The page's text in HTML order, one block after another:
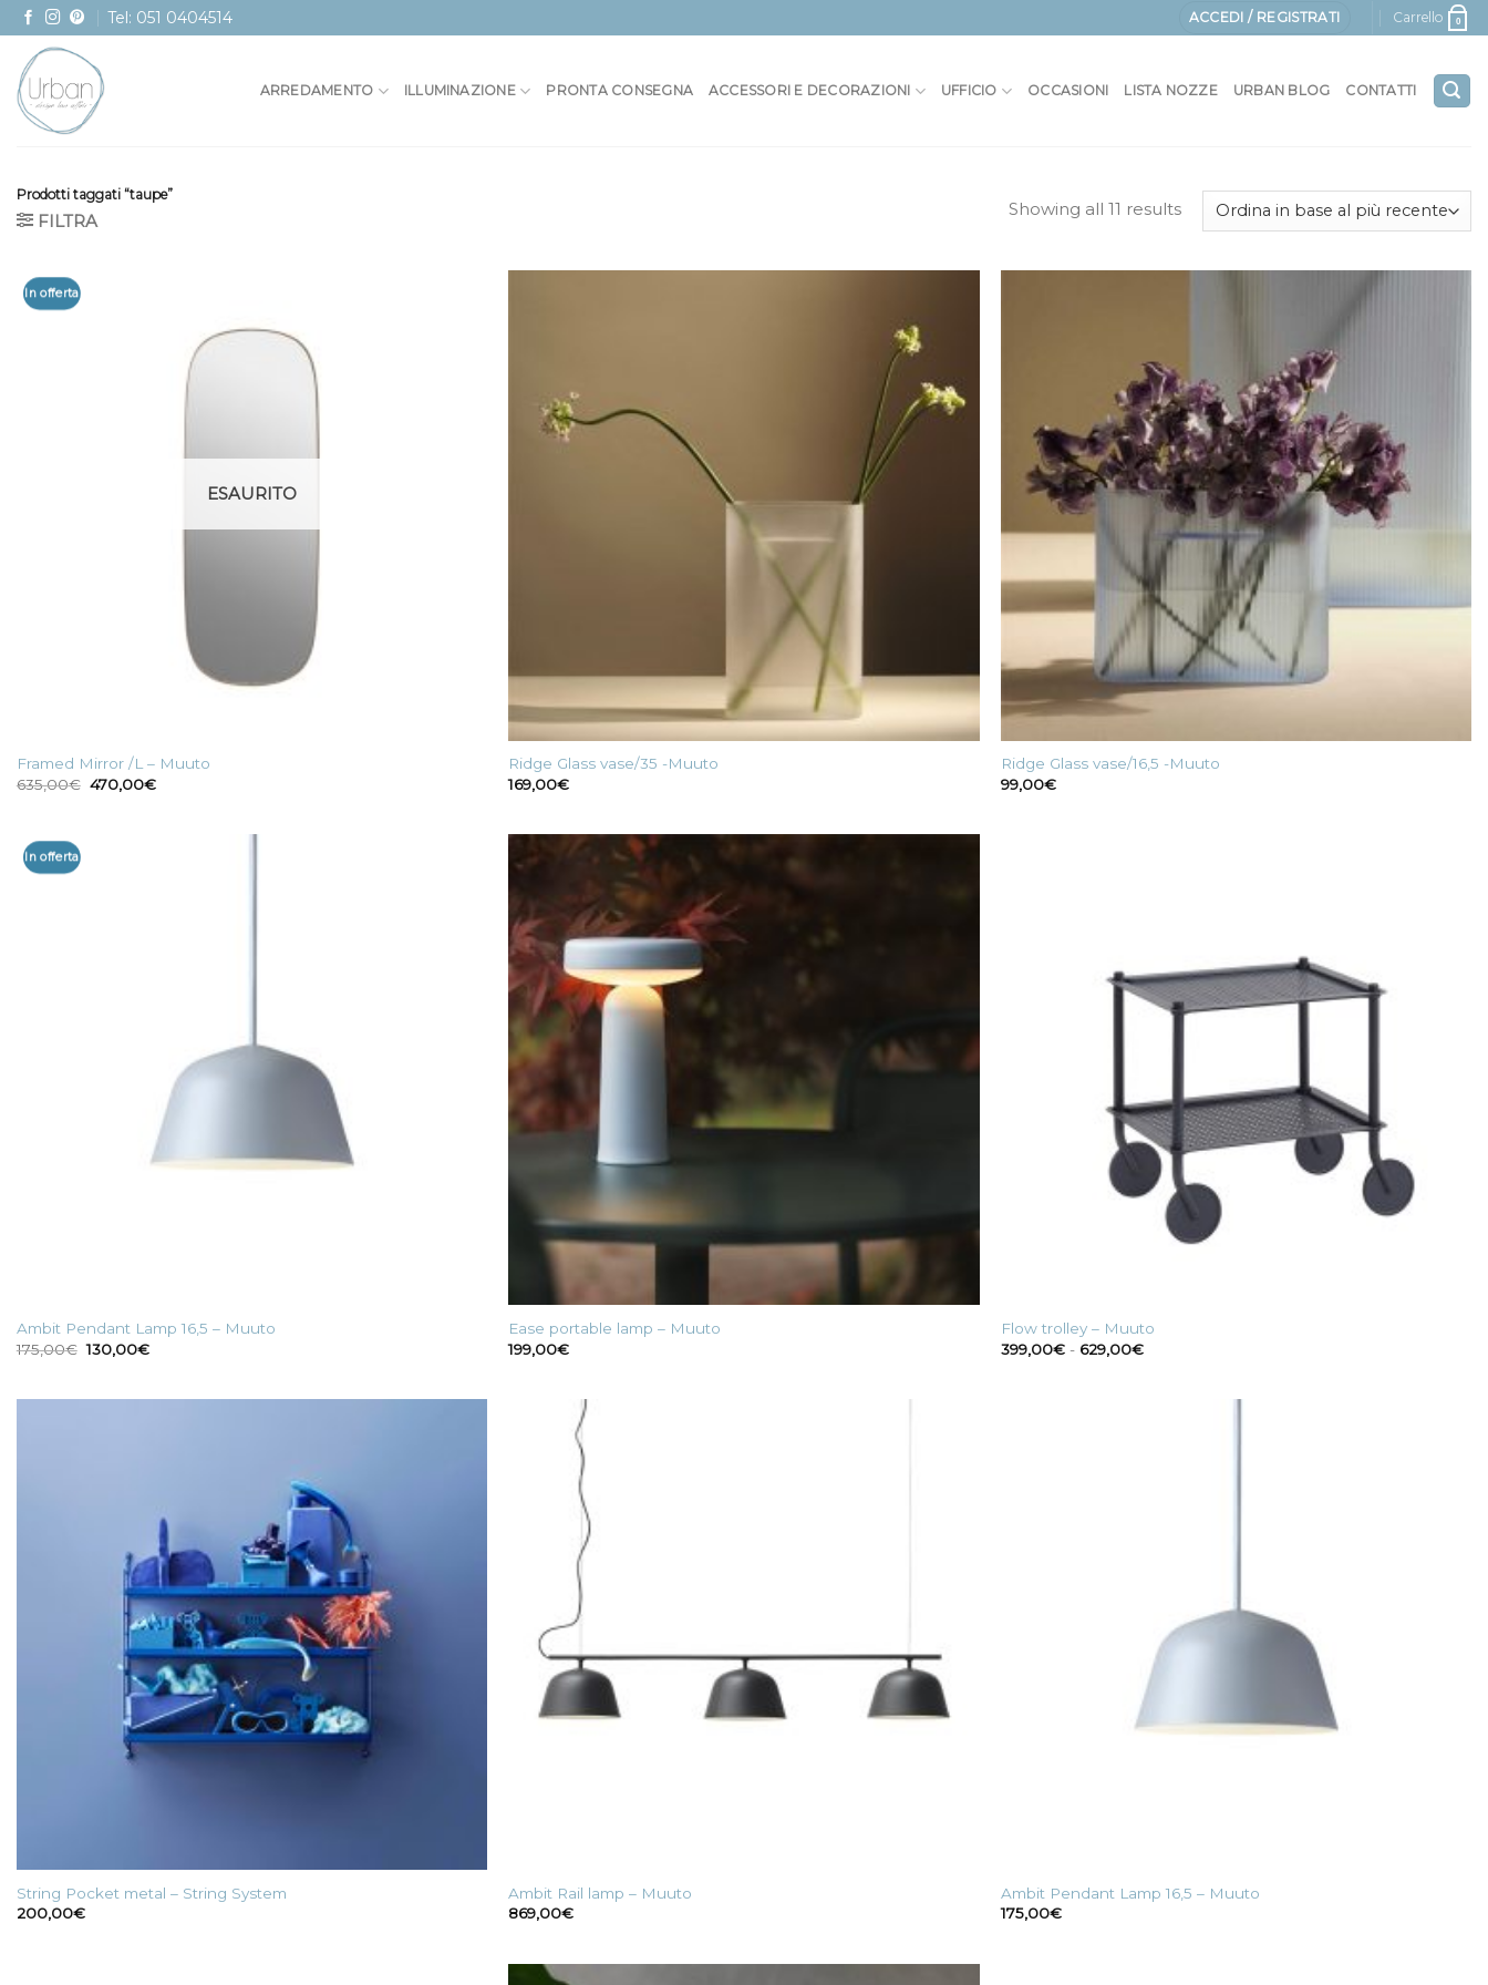
Skip
to
content
Tel: 051 0404514 ACCEDI / REGISTRATI Carrello 0
ARREDAMENTO ILLUMINAZIONE PRONTA CONSEGNA ACCESSORI E DECORAZIONI UFFICIO OCCASIONI LISTA NOZZE URBAN BLOG CONTATTI
Prodotti taggati “taupe”
FILTRA
Showing all 11 results
In offerta
ESAURITO
Framed Mirror /L – Muuto
635,00€ Il
prezzo
470,00€Il
Ridge Glass vase/35 -Muuto
169,00€
Ridge Glass vase/16,5 -Muuto
99,00€
In offerta
Ambit Pendant Lamp 16,5 – Muuto
175,00€ Il
prezzo
175,00€.
130,00€Il
130,00€.
Ease portable lamp – Muuto
199,00€
Flow trolley – Muuto
399,00€ - 629,00€Fascia
String Pocket metal – String System
200,00€
Ambit Rail lamp – Muuto
869,00€
Ambit Pendant Lamp 16,5 – Muuto
175,00€